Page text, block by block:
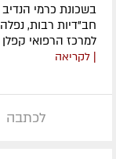
בשכונת כרמי
למרכז הרפואי
| לקריאה
לכתבה